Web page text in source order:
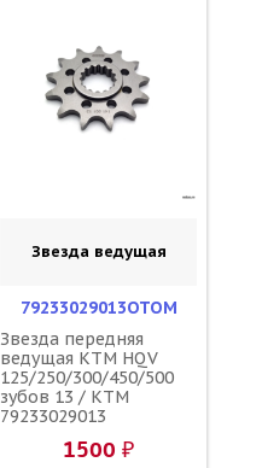
Звезда ведущая
79233029013OTOM
Звезда передняя
ведущая KTM HQV
125/250/300/450/500
зубов 13 / KTM
79233029013
1500 ₽